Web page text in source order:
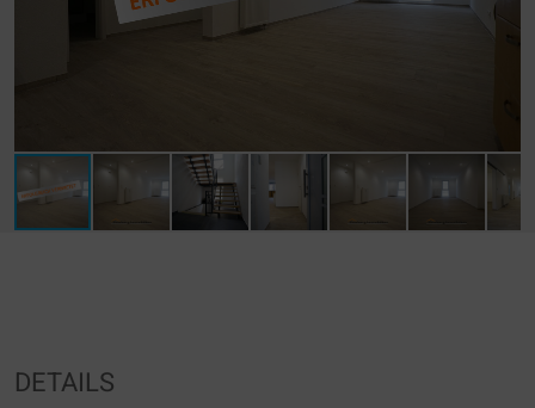
DETAILS